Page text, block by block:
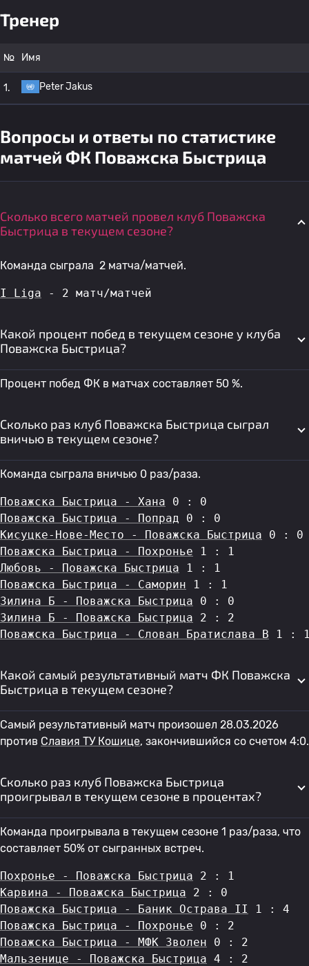
Тренер
№ Имя
1. Peter Jakus
Вопросы и ответы по статистике
матчей ФК Поважска Быстрица
Сколько всего матчей провел клуб Поважска
Быстрица в текущем сезоне?
Команда сыграла 2 матча/матчей.
I Liga - 2 матч/матчей
Какой процент побед в текущем сезоне у клуба
Поважска Быстрица?
Процент побед ФК в матчах составляет 50 %.
Сколько раз клуб Поважска Быстрица сыграл
вничью в текущем сезоне?
Команда сыграла вничью 0 раз/раза.
Поважска Быстрица - Хана 0 : 0
Поважска Быстрица - Попрад 0 : 0
Кисуцке-Нове-Место - Поважска Быстрица 0 : 0
Поважска Быстрица - Похронье 1 : 1
Любовь - Поважска Быстрица 1 : 1
Поважска Быстрица - Саморин 1 : 1
Зилина Б - Поважска Быстрица 0 : 0
Зилина Б - Поважска Быстрица 2 : 2
Поважска Быстрица - Слован Братислава B 1 :
Какой самый результативный матч ФК Поважска
Быстрица в текущем сезоне?
Самый результативный матч произошел 28.03.2026
против Славия ТУ Кошице, закончившийся со счетом 4:0.
Сколько раз клуб Поважска Быстрица
проигрывал в текущем сезоне в процентах?
Команда проигрывала в текущем сезоне 1 раз/раза, что
составляет 50% от сыгранных встреч.
Похронье - Поважска Быстрица 2 : 1
Карвина - Поважска Быстрица 2 : 0
Поважска Быстрица - Баник Острава II
1 : 4
Поважска Быстрица - Похронье 0 : 2
Поважска Быстрица - МФК Зволен 0 : 2
Мальзенице - Поважска Быстрица 4 : 2